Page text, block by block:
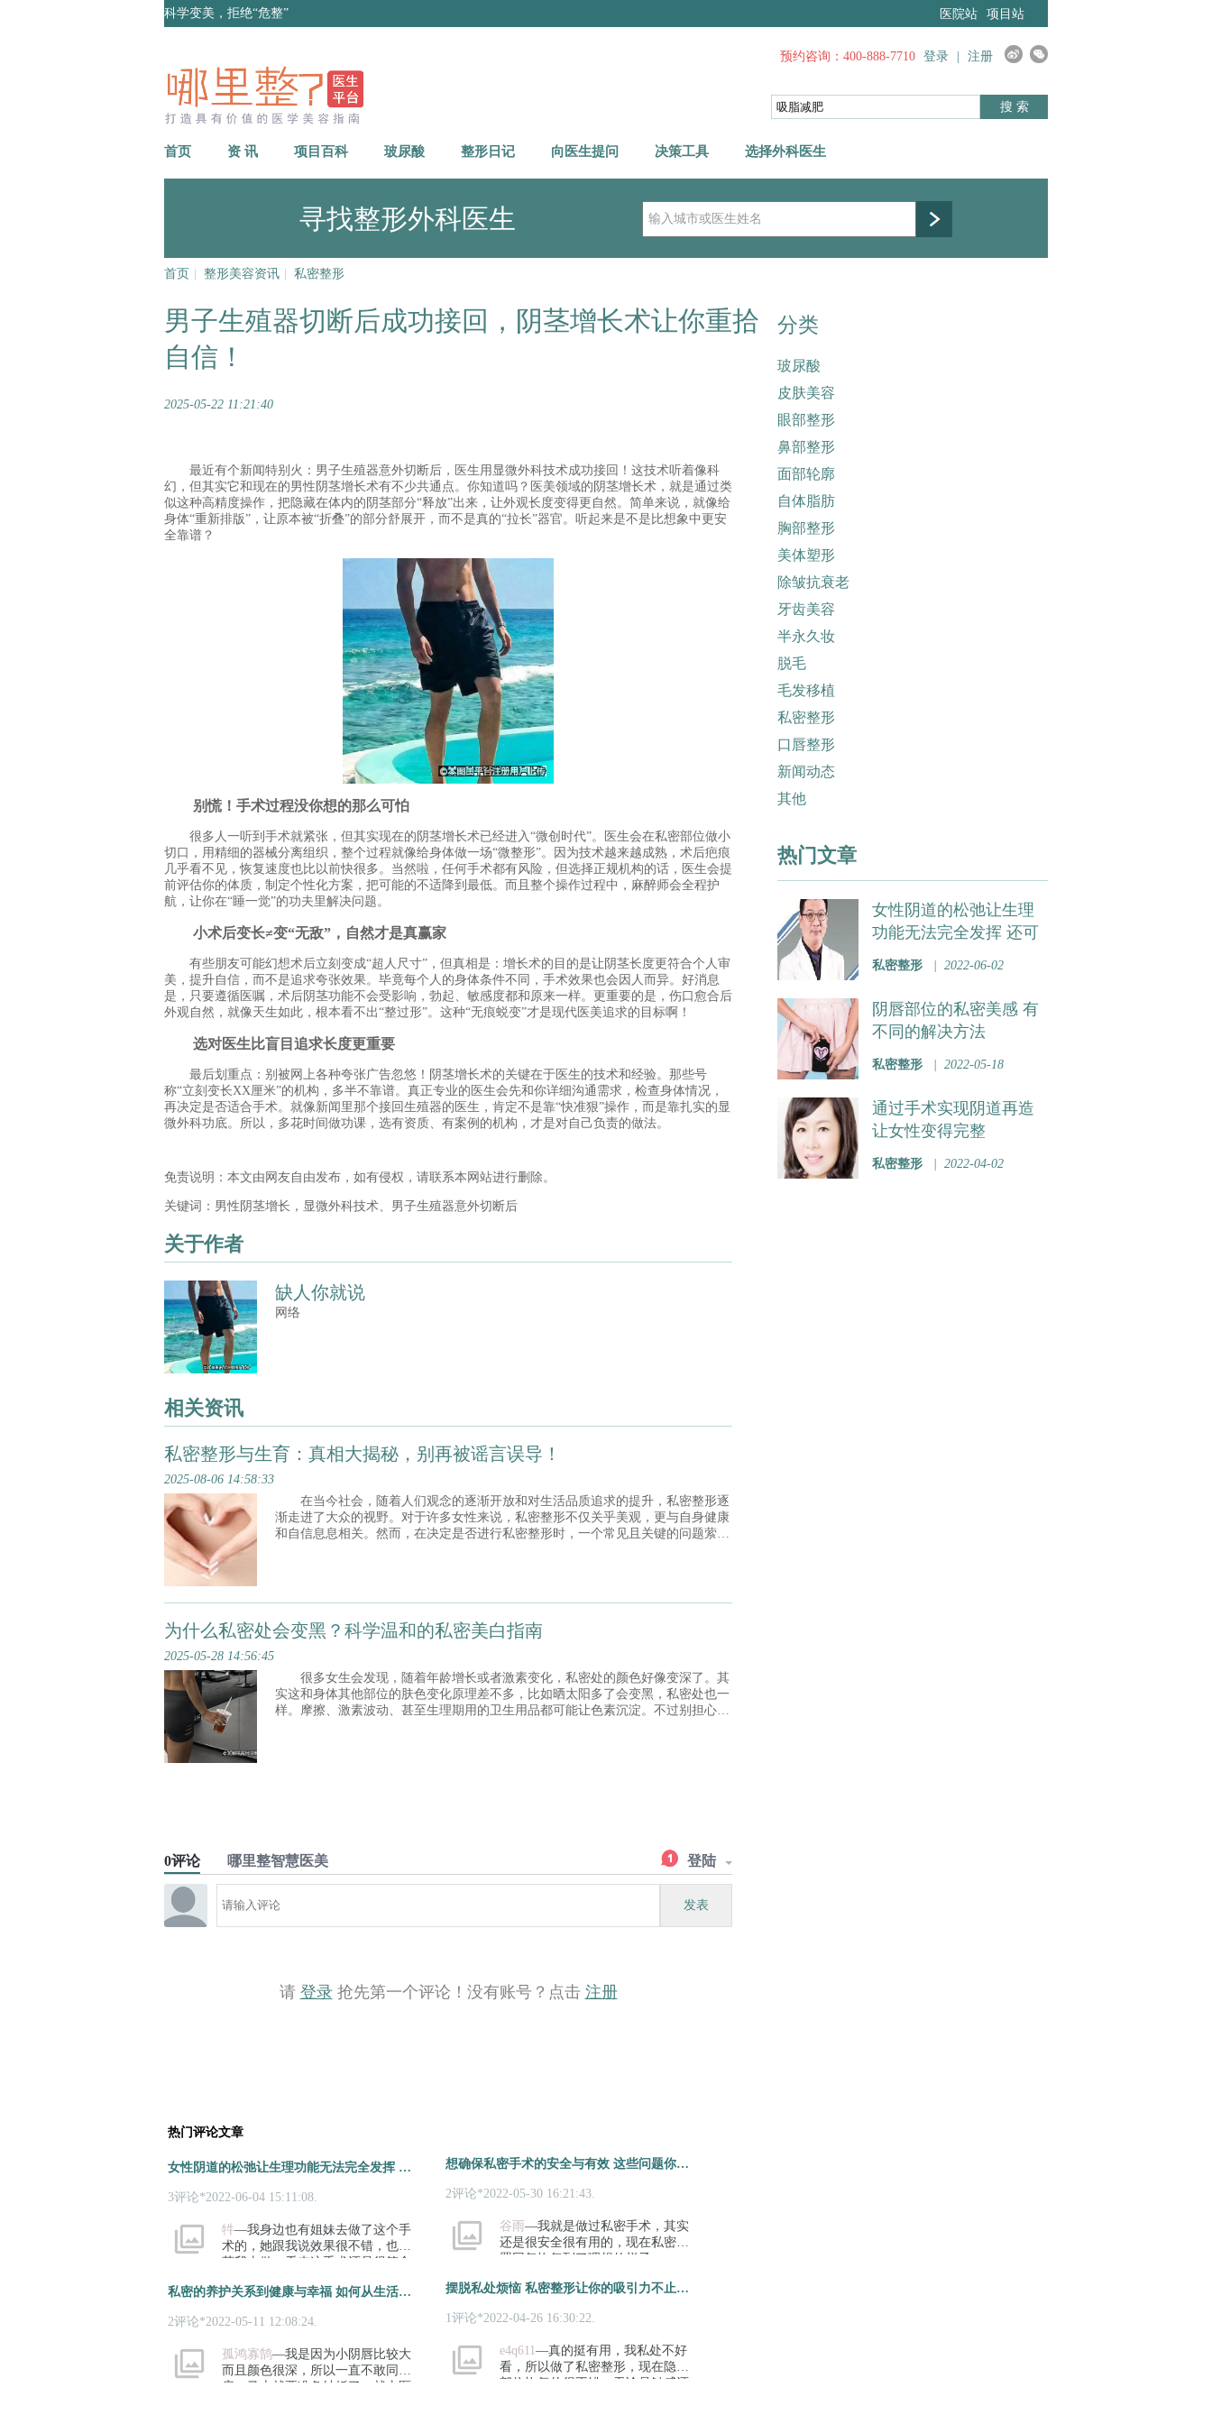
科学变美，拒绝“危整” 医院站 项目站
预约咨询：400-888-7710 登录 注册
搜 索
首页 资 讯 项目百科 玻尿酸 整形日记 向医生提问 决策工具 选择外科医生
寻找整形外科医生
首页 | 整形美容资讯 | 私密整形
男子生殖器切断后成功接回，阴茎增长术让你重拾
自信！
2025-05-22 11:21:40
最近有个新闻特别火：男子生殖器意外切断后，医生用显微外科技术成功接回！这技术听着像科
幻，但其实它和现在的男性阴茎增长术有不少共通点。你知道吗？医美领域的阴茎增长术，就是通过类
似这种高精度操作，把隐藏在体内的阴茎部分“释放”出来，让外观长度变得更自然。简单来说，就像给
身体“重新排版”，让原本被“折叠”的部分舒展开，而不是真的“拉长”器官。听起来是不是比想象中更安
全靠谱？
别慌！手术过程没你想的那么可怕
很多人一听到手术就紧张，但其实现在的阴茎增长术已经进入“微创时代”。医生会在私密部位做小
切口，用精细的器械分离组织，整个过程就像给身体做一场“微整形”。因为技术越来越成熟，术后疤痕
几乎看不见，恢复速度也比以前快很多。当然啦，任何手术都有风险，但选择正规机构的话，医生会提
前评估你的体质，制定个性化方案，把可能的不适降到最低。而且整个操作过程中，麻醉师会全程护
航，让你在“睡一觉”的功夫里解决问题。
小术后变长≠变“无敌”，自然才是真赢家
有些朋友可能幻想术后立刻变成“超人尺寸”，但真相是：增长术的目的是让阴茎长度更符合个人审
美，提升自信，而不是追求夸张效果。毕竟每个人的身体条件不同，手术效果也会因人而异。好消息
是，只要遵循医嘱，术后阴茎功能不会受影响，勃起、敏感度都和原来一样。更重要的是，伤口愈合后
外观自然，就像天生如此，根本看不出“整过形”。这种“无痕蜕变”才是现代医美追求的目标啊！
选对医生比盲目追求长度更重要
最后划重点：别被网上各种夸张广告忽悠！阴茎增长术的关键在于医生的技术和经验。那些号
称“立刻变长XX厘米”的机构，多半不靠谱。真正专业的医生会先和你详细沟通需求，检查身体情况，
再决定是否适合手术。就像新闻里那个接回生殖器的医生，肯定不是靠“快准狠”操作，而是靠扎实的显
微外科功底。所以，多花时间做功课，选有资质、有案例的机构，才是对自己负责的做法。
免责说明：本文由网友自由发布，如有侵权，请联系本网站进行删除。
关键词：男性阴茎增长，显微外科技术、男子生殖器意外切断后
关于作者
缺人你就说
网络
相关资讯
私密整形与生育：真相大揭秘，别再被谣言误导！
2025-08-06 14:58:33
在当今社会，随着人们观念的逐渐开放和对生活品质追求的提升，私密整形逐
渐走进了大众的视野。对于许多女性来说，私密整形不仅关乎美观，更与自身健康
和自信息息相关。然而，在决定是否进行私密整形时，一个常见且关键的问题萦绕
为什么私密处会变黑？科学温和的私密美白指南
2025-05-28 14:56:45
很多女生会发现，随着年龄增长或者激素变化，私密处的颜色好像变深了。其
实这和身体其他部位的肤色变化原理差不多，比如晒太阳多了会变黑，私密处也一
样。摩擦、激素波动、甚至生理期用的卫生用品都可能让色素沉淀。不过别担心，
0评论 哪里整智慧医美 登陆
发表
请 登录抢先第一个评论！没有账号？点击 注册
热门评论文章
女性阴道的松弛让生理功能无法完全发挥 还可以通过手术恢复紧致
3评论*2022-06-04 15:11:08.
牪—我身边也有姐妹去做了这个手
术的，她跟我说效果很不错，也推
荐我去做，看来这手术还是很符合
私密的养护关系到健康与幸福 如何从生活与手术进行私密美
2评论*2022-05-11 12:08:24.
孤鸿寡鹄—我是因为小阴唇比较大
而且颜色很深，所以一直不敢同
房，马上就要准备结婚了，就去医
想确保私密手术的安全与有效 这些问题你要注意到
2评论*2022-05-30 16:21:43.
谷雨—我就是做过私密手术，其实
还是很安全很有用的，现在私密位
置回复恢复到了理想的样子。
摆脱私处烦恼 私密整形让你的吸引力不止上半身
1评论*2022-04-26 16:30:22.
e4q611 —真的挺有用，我私处不好
看，所以做了私密整形，现在隐私
部位恢复的很不错，无论是触感还
分类
玻尿酸
皮肤美容
眼部整形
鼻部整形
面部轮廓
自体脂肪
胸部整形
美体塑形
除皱抗衰老
牙齿美容
半永久妆
脱毛
毛发移植
私密整形
口唇整形
新闻动态
其他
热门文章
女性阴道的松弛让生理
功能无法完全发挥 还可
以通过手术恢复紧致
私密整形 | 2022-06-02
阴唇部位的私密美感 有
不同的解决方法
私密整形 | 2022-05-18
通过手术实现阴道再造
让女性变得完整
私密整形 | 2022-04-02